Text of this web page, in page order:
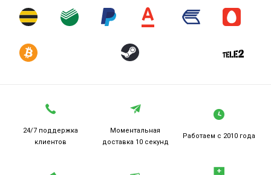
24/7 поддержка
клиентов
Моментальная
доставка 10 секунд
Работаем с 2010 года